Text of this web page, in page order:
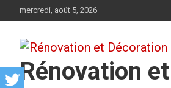
au
mercredi, août 5, 2026
Rénovation et